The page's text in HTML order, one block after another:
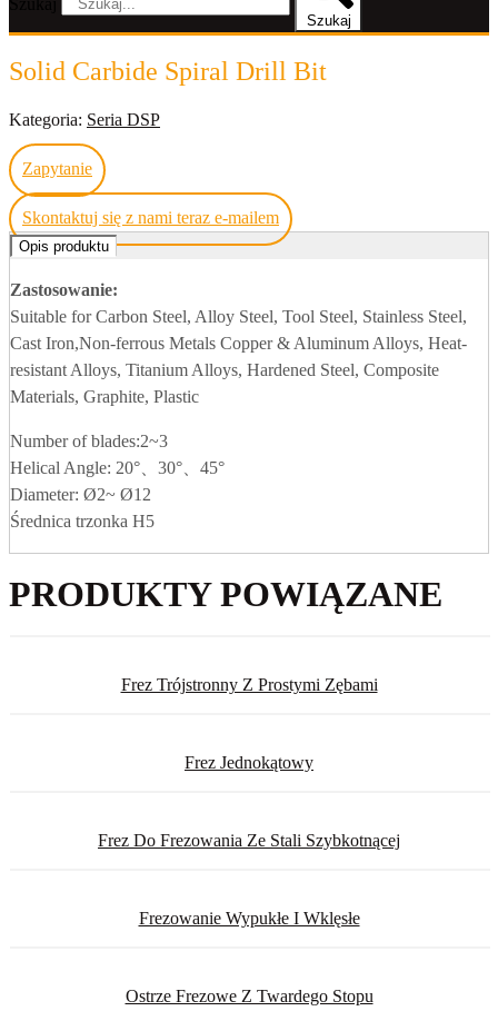
Szukaj
Solid Carbide Spiral Drill Bit
Kategoria: Seria DSP
Zapytanie
Skontaktuj się z nami teraz e-mailem
Opis produktu
Zastosowanie:
Suitable for Carbon Steel, Alloy Steel, Tool Steel, Stainless Steel,
Cast Iron,Non-ferrous Metals Copper & Aluminum Alloys, Heat-
resistant Alloys, Titanium Alloys, Hardened Steel, Composite
Materials, Graphite, Plastic
Number of blades:2~3
Helical Angle: 20°、30°、45°
Diameter: Ø2~ Ø12
Średnica trzonka H5
PRODUKTY POWIĄZANE
Frez Trójstronny Z Prostymi Zębami
Frez Jednokątowy
Frez Do Frezowania Ze Stali Szybkotnącej
Frezowanie Wypukłe I Wklęsłe
Ostrze Frezowe Z Twardego Stopu